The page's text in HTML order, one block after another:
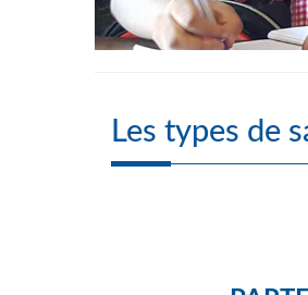
Les types de